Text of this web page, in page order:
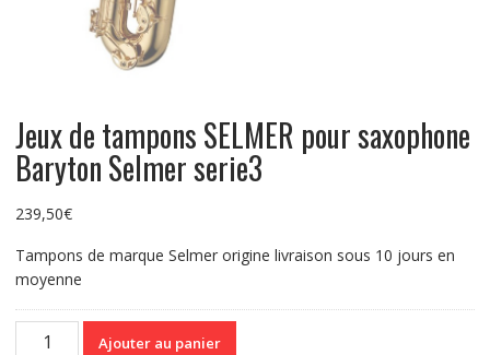
Jeux de tampons SELMER pour saxophone
Baryton Selmer serie3
239,50€
Tampons de marque Selmer origine livraison sous 10 jours en
moyenne
quantité
Ajouter au panier